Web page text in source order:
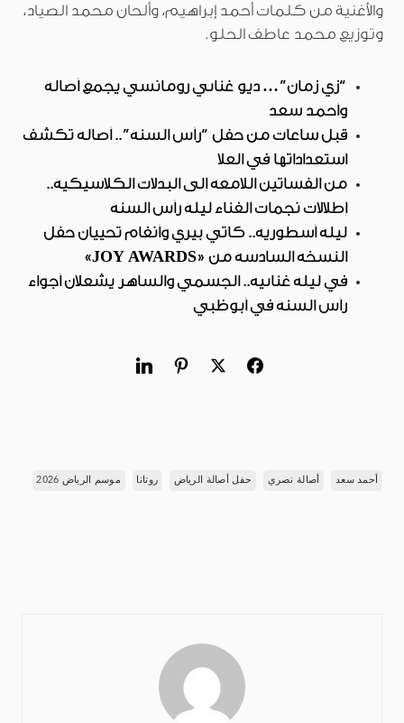
والأغنية من كلمات أحمد إبراهيم، وألحان محمد الصياد،
وتوزيع محمد عاطف الحلو.
“زي زمان”… ديو غنائي رومانسي يجمع أصالة
وأحمد سعد
قبل ساعات من حفل “رأس السنة”.. أصالة تكشف
استعداداتها في العلا
من الفساتين اللامعة إلى البدلات الكلاسيكية..
إطلالات نجمات الغناء ليلة رأس السنة
ليلة أسطورية.. كاتي بيري وأنغام تحييان حفل
النسخة السادسة من «JOY AWARDS»
في ليلة غنائية.. الجسمي والساهر يشعلان أجواء
رأس السنة في أبوظبي
أحمد سعد أصالة نصري حفل أصالة الرياض روتانا موسم الرياض 2026